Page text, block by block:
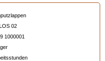
02
1000001